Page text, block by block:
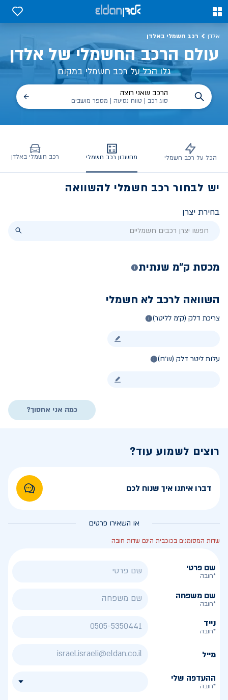
0
0
אלדן רכב חשמלי באלדן
עולם הרכב החשמלי של אלדן
גלו הכל על רכב חשמלי במקום
הרכב שאני רוצה
סוג רכב | טווח נסיעה | מספר מושבים
הכל על רכב חשמלי מחשבון רכב חשמלי רכב חשמלי באלדן
יש לבחור רכב חשמלי להשוואה
בחירת יצרן
מכסת ק״מ שנתית
השוואה לרכב לא חשמלי
צריכת דלק (ק״מ לליטר)
עלות ליטר דלק (ש״ח)
כמה אני אחסוך?
רוצים לשמוע עוד?
דברו איתנו איך שנוח לכם
או השאירו פרטים
שדות המסומנים בכוכבית הינם שדות חובה
שם פרטי
*חובה
שם משפחה
*חובה
נייד
*חובה
מייל
ההעדפה שלי
*חובה
מחשבון חסכון – רכב חשמלי מול כלי רכב רגיל | אלדן